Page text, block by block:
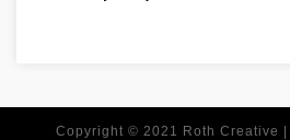
Copyright © 2021 Roth Creative |